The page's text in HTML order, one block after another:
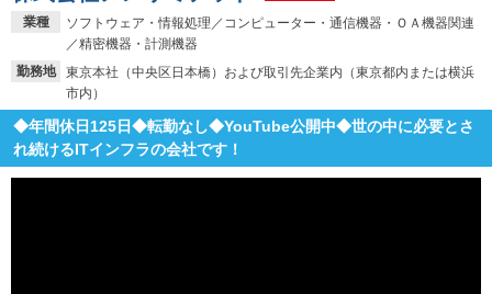
業種
ソフトウェア・情報処理／コンピューター・通信機器・ＯＡ機器関連
／精密機器・計測機器
勤務地
東京本社（中央区日本橋）および取引先企業内（東京都内または横浜
市内）
◆年間休日125日◆転勤なし◆YouTube公開中◆世の中に必要とさ
れ続けるITインフラの会社です！